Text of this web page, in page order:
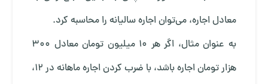
معادل اجاره، می‌توان اجاره سالیانه را محاسبه کرد.
به عنوان مثال، اگر هر ۱۰ میلیون تومان معادل ۳۰۰
هزار تومان اجاره باشد، با ضرب کردن اجاره ماهانه در ۱۲،